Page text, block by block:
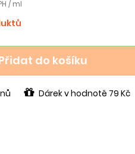
/ ml
do košíku
Dárek v hodnotě 79 Kč